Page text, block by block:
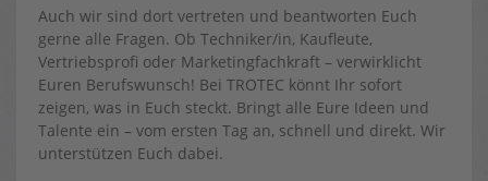
Auch wir sind dort vertreten und beantworten Euch
gerne alle Fragen. Ob Techniker/in, Kaufleute,
Vertriebsprofi oder Marketingfachkraft – verwirklicht
Euren Berufswunsch! Bei TROTEC könnt Ihr sofort
zeigen, was in Euch steckt. Bringt alle Eure Ideen und
Talente ein – vom ersten Tag an, schnell und direkt. Wir
unterstützen Euch dabei.